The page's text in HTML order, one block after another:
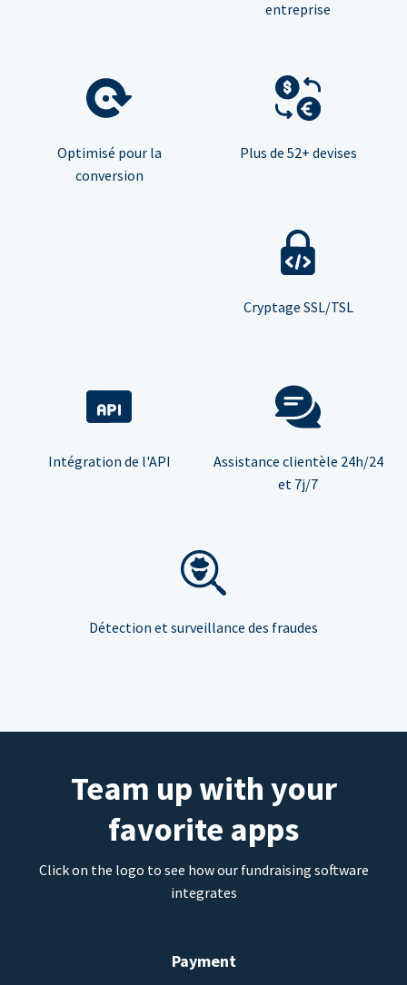
entreprise
Optimisé pour la
conversion
Plus de 52+ devises
Cryptage SSL/TSL
Intégration de l'API
Assistance clientèle 24h/24
et 7j/7
Détection et surveillance des fraudes
Team up with your
favorite apps
Click on the logo to see how our fundraising software
integrates
Payment